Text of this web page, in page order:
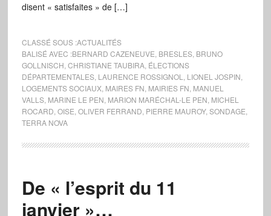
disent « satisfaites » de […]
CLASSÉ SOUS :ACTUALITÉS
BALISÉ AVEC :BERNARD CAZENEUVE BRESLES, BRUNO
GOLLNISCH CHRISTIANE TAUBIRA, ÉLECTIONS
DÉPARTEMENTALES, LAURENCE ROSSIGNOL LIONEL JOSPIN
LOGEMENTS SOCIAUX, MAIRES FN MAIRIES FN MANUEL
VALLS, MARINE LE PEN MARION MARÉCHAL-LE PEN MICHEL
ROCARD OISE OLIVER FERRAND PIERRE MAUROY, SONDAGE
TERRA NOVA
De « l’esprit du 11
janvier »…